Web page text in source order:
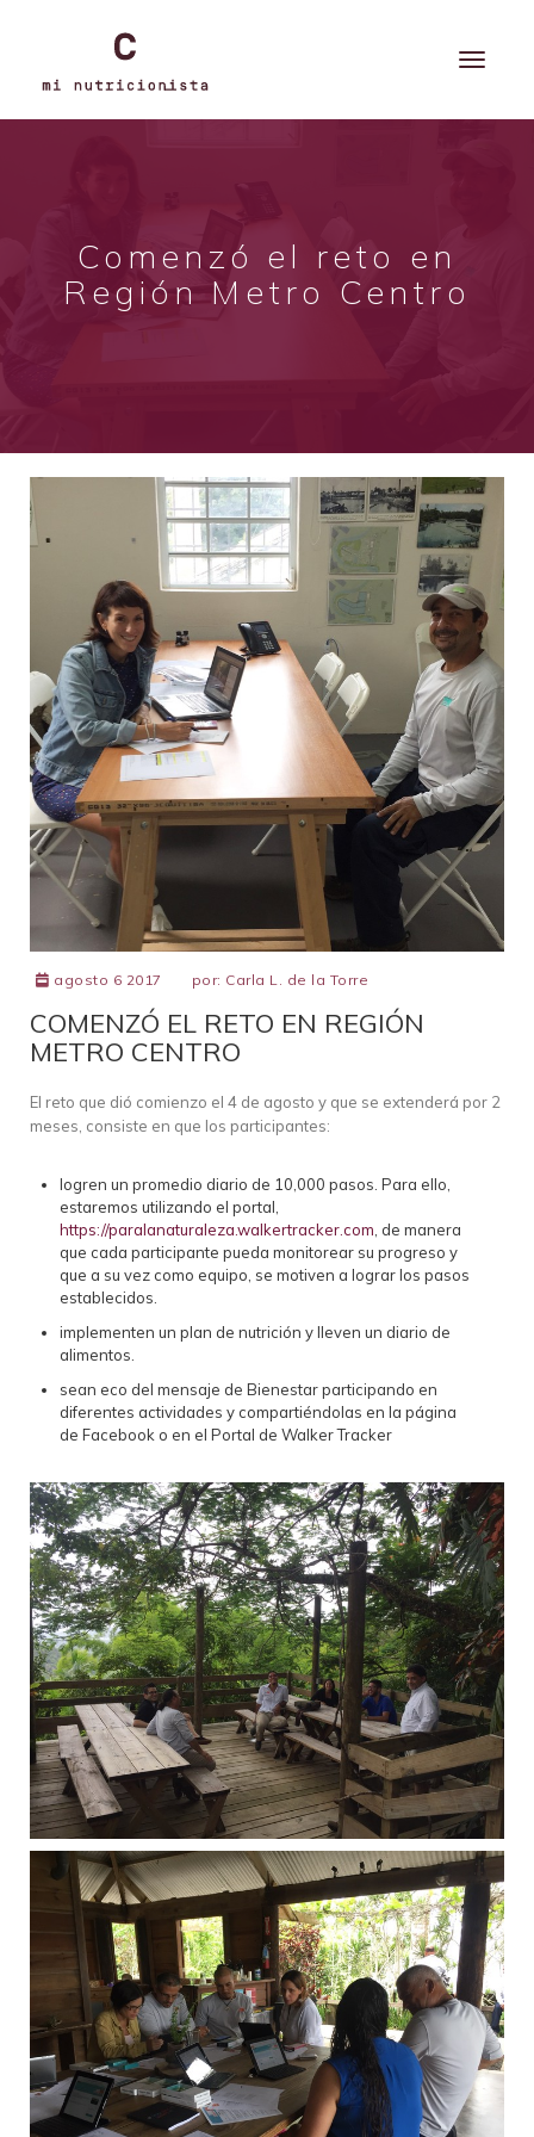
Comenzó el reto en
Región Metro Centro
agosto 6 2017 por: Carla L. de la Torre
COMENZÓ EL RETO EN REGIÓN
METRO CENTRO
El reto que dió comienzo el 4 de agosto y que se extenderá por 2
meses, consiste en que los participantes:
logren un promedio diario de 10,000 pasos. Para ello,
estaremos utilizando el portal,
https://paralanaturaleza.walkertracker.com , de manera
que cada participante pueda monitorear su progreso y
que a su vez como equipo, se motiven a lograr los pasos
establecidos.
implementen un plan de nutrición y lleven un diario de
alimentos.
sean eco del mensaje de Bienestar participando en
diferentes actividades y compartiéndolas en la página
de Facebook o en el Portal de Walker Tracker